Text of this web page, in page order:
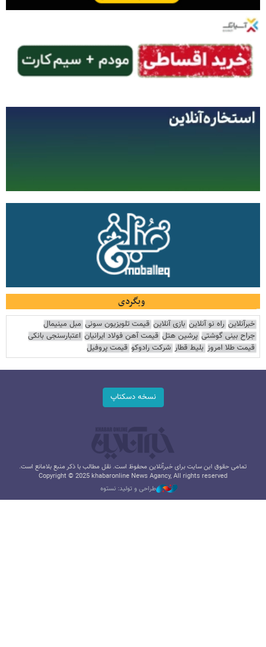
وبگردی
خبرآنلاین راه نو آنلاین بازی آنلاین قیمت تلویزیون سونی مبل مینیمال
جراح بینی گوشتی پرشین هتل قیمت آهن فولاد ایرانیان اعتبارسنجی بانکی
قیمت طلا امروز بلیط قطار شرکت رادوکو قیمت پروفیل
نسخه دسکتاپ
تمامی حقوق این سایت برای خبرآنلاین محفوظ است. نقل مطالب با ذکر منبع بلامانع است.
Copyright © 2025 khabaronline News Agancy, All rights reserved
طراحی و تولید: نستوه